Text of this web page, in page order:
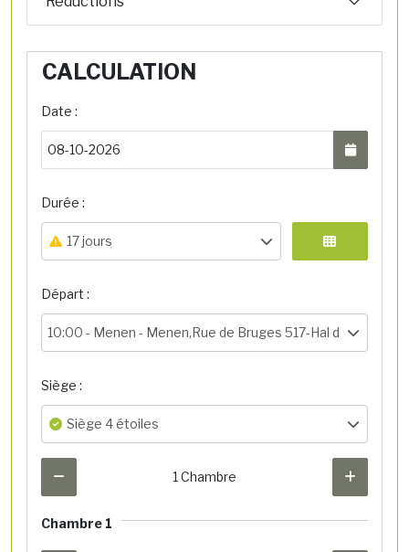
CALCULATION
Date :
Durée :
17 jours
Départ :
10:00 - Menen - Menen,Rue de Bruges 517-Hal de départ
Siège :
Siège 4 étoiles
1 Chambre
Chambre 1